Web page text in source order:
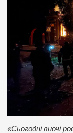
«Сьогодні вночі